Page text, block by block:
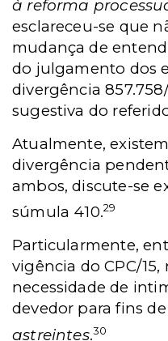
à reforma
esclareceu-se que
mudança de
do julgamento dos
divergência
sugestiva do
Atualmente,
divergência
ambos, discute-se
súmula 410.29
Particularmente,
vigência do CPC/15,
necessidade de
devedor para fins
astreintes.30